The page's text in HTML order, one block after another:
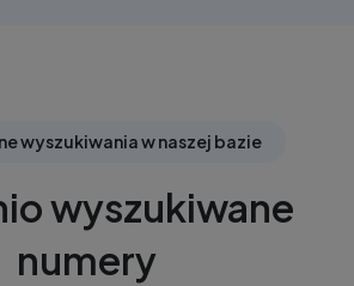
wyszukiwania w naszej bazie
wyszukiwane
numery